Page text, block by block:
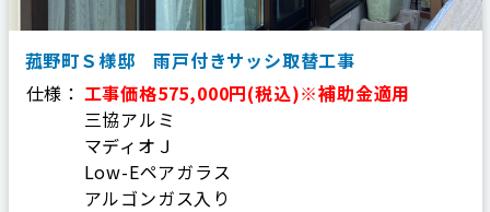
菰野町Ｓ様邸 雨戸付きサッシ取替工事
仕様： 工事価格575,000円(税込)※補助金適用
三協アルミ
マディオＪ
Low-Eペアガラス
アルゴンガス入り